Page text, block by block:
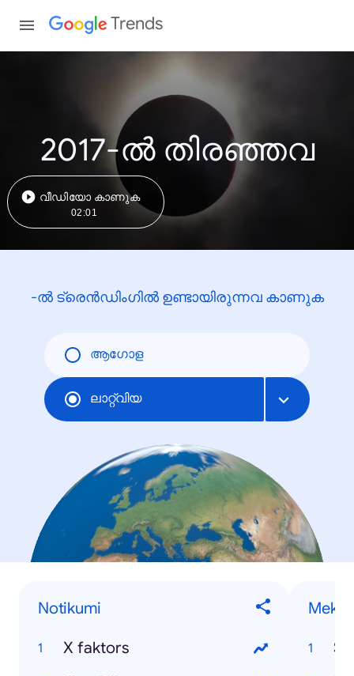
Trends
2017-ൽ തിരഞ്ഞവ
വീഡിയോ കാണുക
02:01
-ൽ ട്രെൻഡിംഗിൽ ഉണ്ടായിരുന്നവ കാണുക
ആഗോള
ലാറ്റ്വിയ
Notikumi
X faktors